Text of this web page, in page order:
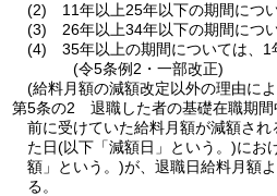
(2)
11年以上25年以下の期間につ
(3)
26年以上34年以下の期間につ
(4)
35年以上の期間については、
(令5条例2・一部改正)
(給料月額の減額改定以外の理由に
第5条の2
退職した者の基礎在職期
前に受けていた給料月額が減額さ
た日(以下「減額日」という。)にお
額」という。)が、退職日給料月額
る。